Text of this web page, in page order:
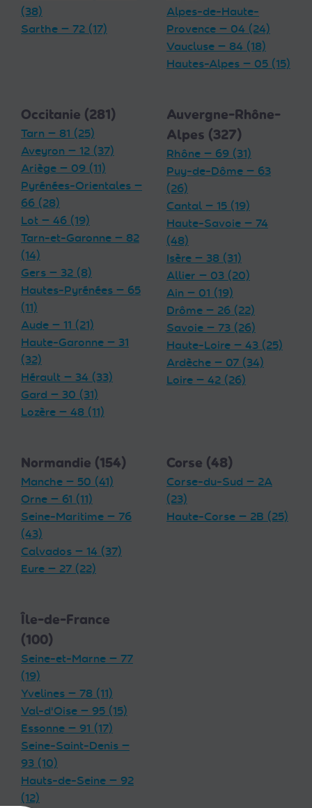
(38)
Sarthe — 72 (17)
Alpes-de-Haute-
Provence — 04 (24)
Vaucluse — 84 (18)
Hautes-Alpes — 05 (15)
Occitanie (281)
Tarn — 81 (25)
Aveyron — 12 (37)
Ariège — 09 (11)
Pyrénées-Orientales —
66 (28)
Lot — 46 (19)
Tarn-et-Garonne — 82
(14)
Gers — 32 (8)
Hautes-Pyrénées — 65
(11)
Aude — 11 (21)
Haute-Garonne — 31
(32)
Hérault — 34 (33)
Gard — 30 (31)
Lozère — 48 (11)
Auvergne-Rhône-
Alpes (327)
Rhône — 69 (31)
Puy-de-Dôme — 63
(26)
Cantal — 15 (19)
Haute-Savoie — 74
(48)
Isère — 38 (31)
Allier — 03 (20)
Ain — 01 (19)
Drôme — 26 (22)
Savoie — 73 (26)
Haute-Loire — 43 (25)
Ardèche — 07 (34)
Loire — 42 (26)
Normandie (154)
Manche — 50 (41)
Orne — 61 (11)
Seine-Maritime — 76
(43)
Calvados — 14 (37)
Eure — 27 (22)
Corse (48)
Corse-du-Sud — 2A
(23)
Haute-Corse — 2B (25)
Île-de-France
(100)
Seine-et-Marne — 77
(19)
Yvelines — 78 (11)
Val-d'Oise — 95 (15)
Essonne — 91 (17)
Seine-Saint-Denis —
93 (10)
Hauts-de-Seine — 92
(12)